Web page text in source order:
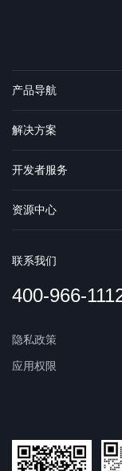
产品导航
解决方案
开发者服务
资源中心
联系我们
400-966-
隐私政策
应用权限